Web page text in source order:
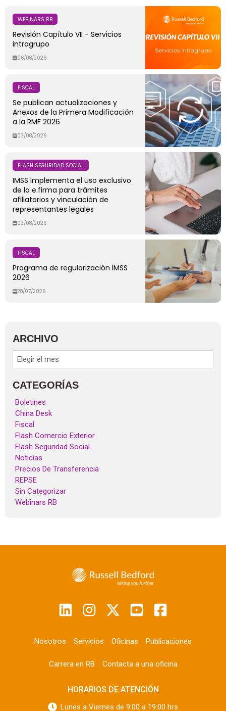
WEBINARS RB
Revisión Capítulo VII - Servicios
intragrupo
06/08/2026
FISCAL
Se publican actualizaciones y
Anexos de la Primera Modificación
a la RMF 2026
03/08/2026
FLASH SEGURIDAD SOCIAL
IMSS implementa el uso exclusivo
de la e.firma para trámites
afiliatorios y vinculación de
representantes legales
03/08/2026
FISCAL
Programa de regularización IMSS
2026
28/07/2026
ARCHIVO
CATEGORÍAS
Boletines
China Desk
Fiscal
Flash Comercio Exterior
Flash Seguridad Social
Noticias
Precios De Transferencia
REPSE
Sin Categorizar
Webinars RB
Nosotros Servicios Oficinas Publicaciones
Carrera en RB Contacta a una oficina
HORARIOS DE ATENCIÓN
Lunes a Viernes de 9:00 a 19:00 hrs.